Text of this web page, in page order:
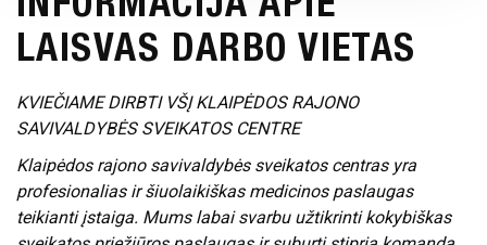
ATVIRI
ASMENS
DUOMENŲ
APSAUGA
NUORODOS
DARBO UŽMOKESTIS
VIEŠIEJI PIRKIMAI
FINANSINIŲ ATASKAITŲ RINKINIAI
TARNYBINIAI LENGVIEJI AUTOMOBILIAI
LĖŠOS VEIKLAI VIEŠINTI
LAISVAS DARBO VIETAS
KVIEČIAME DIRBTI VŠĮ KLAIPĖDOS RAJONO
SAVIVALDYBĖS SVEIKATOS CENTRE
Klaipėdos rajono savivaldybės sveikatos centras yra
profesionalias ir šiuolaikiškas medicinos paslaugas
teikianti įstaiga. Mums labai svarbu užtikrinti kokybiškas